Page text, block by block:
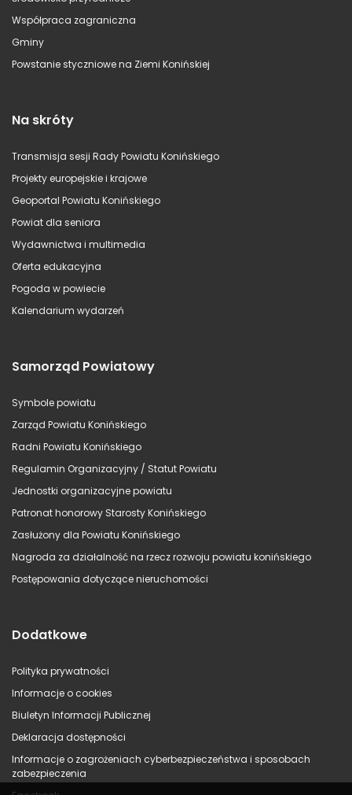
Współpraca zagraniczna
Gminy
Powstanie styczniowe na Ziemi Konińskiej
Na skróty
Transmisja sesji Rady Powiatu Konińskiego
Projekty europejskie i krajowe
Geoportal Powiatu Konińskiego
Powiat dla seniora
Wydawnictwa i multimedia
Oferta edukacyjna
Pogoda w powiecie
Kalendarium wydarzeń
Samorząd Powiatowy
Symbole powiatu
Zarząd Powiatu Konińskiego
Radni Powiatu Konińskiego
Regulamin Organizacyjny / Statut Powiatu
Jednostki organizacyjne powiatu
Patronat honorowy Starosty Konińskiego
Zasłużony dla Powiatu Konińskiego
Nagroda za działalność na rzecz rozwoju powiatu konińskiego
Postępowania dotyczące nieruchomości
Dodatkowe
Polityka prywatności
Informacje o cookies
Biuletyn Informacji Publicznej
Deklaracja dostępności
Informacje o zagrożeniach cyberbezpieczeństwa i sposobach
zabezpieczenia